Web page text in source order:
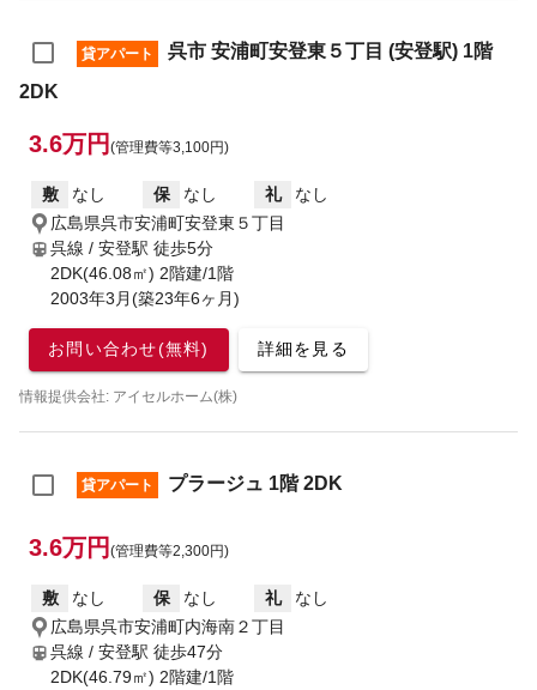
貸アパート
呉市 安浦町安登東５丁目 (安登駅) 1階
2DK
3.6万円 (管理費等3,100円)
敷 なし 保 なし 礼
なし
広島県呉市安浦町安登東５丁目
呉線 / 安登駅 徒歩5分
2DK(46.08㎡) 2階建/1階
2003年3月(築23年6ヶ月)
お問い合わせ(無料) 詳細を見る
情報提供会社: アイセルホーム(株)
貸アパート プラージュ 1階 2DK
3.6万円 (管理費等2,300円)
敷 なし 保 なし 礼
なし
広島県呉市安浦町内海南２丁目
呉線 / 安登駅 徒歩47分
2DK(46.79㎡) 2階建/1階